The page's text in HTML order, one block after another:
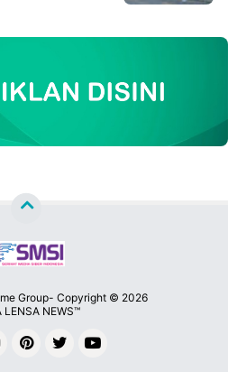
Group- Copyright © 2026
LENSA NEWS™
By
Raushan